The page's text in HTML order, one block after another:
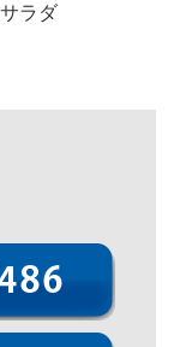
サラダ